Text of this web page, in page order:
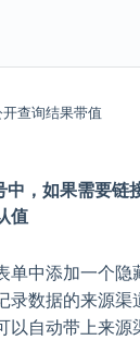
查询结果带值
，如果需要链
值
单中添加一个隐
录数据的来源渠
自动带上来源